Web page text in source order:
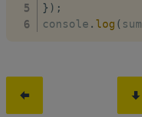
} ) ;
console . log ( sum